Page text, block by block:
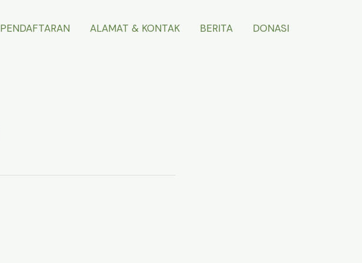
PENDAFTARAN ALAMAT & KONTAK BERITA DONASI